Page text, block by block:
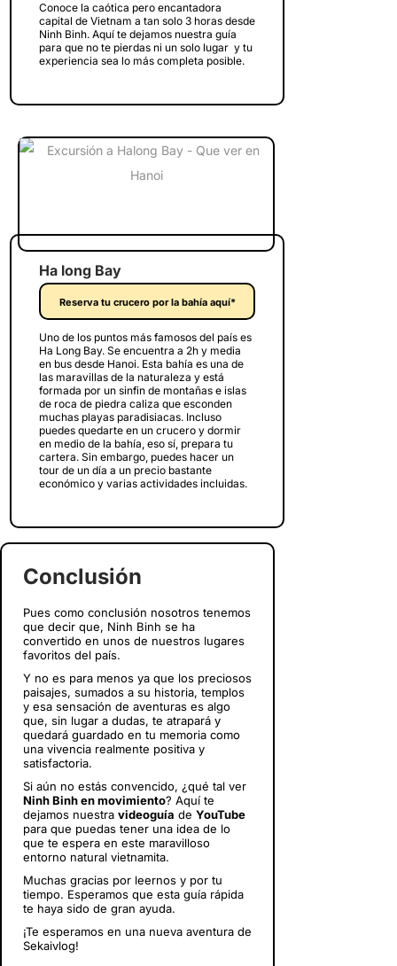
Conoce la caótica pero encantadora
capital de Vietnam a tan solo 3 horas desde
Ninh Binh. Aquí te dejamos nuestra guía
para que no te pierdas ni un solo lugar y tu
experiencia sea lo más completa posible.
Ha long Bay
Reserva tu crucero por la bahía aquí*
Uno de los puntos más famosos del país es
Ha Long Bay. Se encuentra a 2h y media
en bus desde Hanoi. Esta bahía es una de
las maravillas de la naturaleza y está
formada por un sinfin de montañas e islas
de roca de piedra caliza que esconden
muchas playas paradisiacas. Incluso
puedes quedarte en un crucero y dormir
en medio de la bahía, eso sí, prepara tu
cartera. Sin embargo, puedes hacer un
tour de un día a un precio bastante
económico y varias actividades incluidas.
Conclusión
Pues como conclusión nosotros tenemos
que decir que, Ninh Binh se ha
convertido en unos de nuestros lugares
favoritos del país.
Y no es para menos ya que los preciosos
paisajes, sumados a su historia, templos
y esa sensación de aventuras es algo
que, sin lugar a dudas, te atrapará y
quedará guardado en tu memoria como
una vivencia realmente positiva y
satisfactoria.
Si aún no estás convencido, ¿qué tal ver
Ninh Binh en movimiento? Aquí te
dejamos nuestra videoguía de YouTube
para que puedas tener una idea de lo
que te espera en este maravilloso
entorno natural vietnamita.
Muchas gracias por leernos y por tu
tiempo. Esperamos que esta guía rápida
te haya sido de gran ayuda.
¡Te esperamos en una nueva aventura de
Sekaivlog!